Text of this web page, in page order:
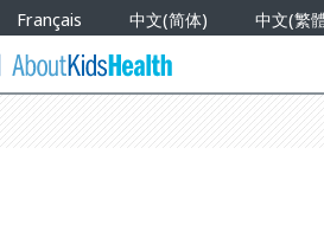
Français 中文(简体) 中文(繁